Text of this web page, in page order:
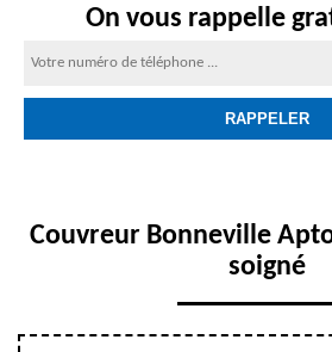
On vous rappelle
Couvreur Bonneville
soigné